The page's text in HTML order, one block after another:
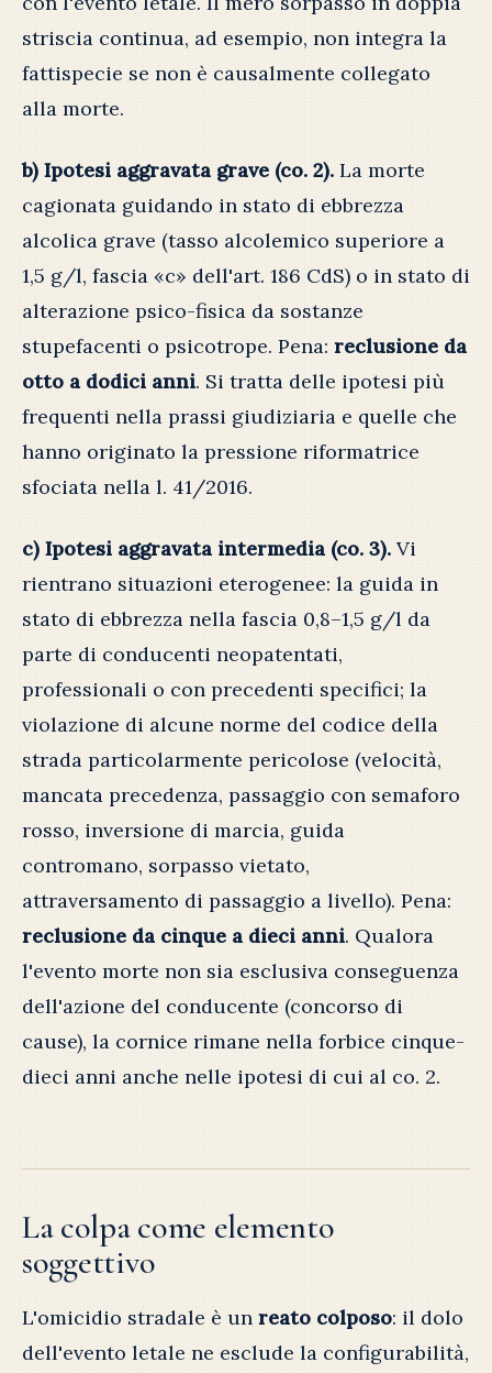
striscia continua, ad esempio, non integra la
fattispecie se non è causalmente collegato
alla morte.
b) Ipotesi aggravata grave (co. 2). La morte
cagionata guidando in stato di ebbrezza
alcolica grave (tasso alcolemico superiore a
1,5 g/l, fascia «c» dell'art. 186 CdS) o in stato di
alterazione psico-fisica da sostanze
stupefacenti o psicotrope. Pena: reclusione da
otto a dodici anni. Si tratta delle ipotesi più
frequenti nella prassi giudiziaria e quelle che
hanno originato la pressione riformatrice
sfociata nella l. 41/2016.
c) Ipotesi aggravata intermedia (co. 3). Vi
rientrano situazioni eterogenee: la guida in
stato di ebbrezza nella fascia 0,8–1,5 g/l da
parte di conducenti neopatentati,
professionali o con precedenti specifici; la
violazione di alcune norme del codice della
strada particolarmente pericolose (velocità,
mancata precedenza, passaggio con semaforo
rosso, inversione di marcia, guida
contromano, sorpasso vietato,
attraversamento di passaggio a livello). Pena:
reclusione da cinque a dieci anni. Qualora
l'evento morte non sia esclusiva conseguenza
dell'azione del conducente (concorso di
cause), la cornice rimane nella forbice cinque-
dieci anni anche nelle ipotesi di cui al co. 2.
La colpa come elemento
soggettivo
L'omicidio stradale è un reato colposo: il dolo
dell'evento letale ne esclude la configurabilità,